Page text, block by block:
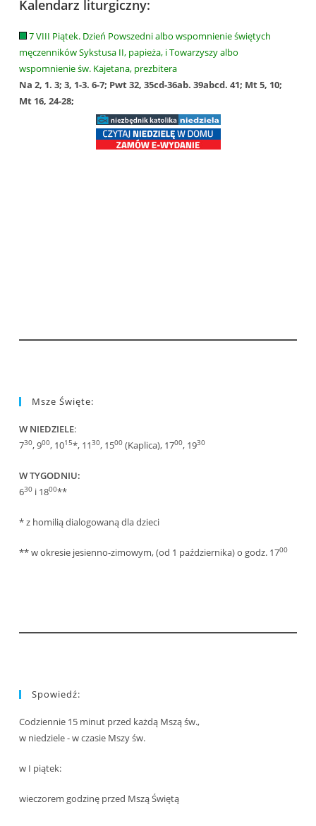
Kalendarz liturgiczny:
7 VIII Piątek. Dzień Powszedni albo wspomnienie świętych
męczenników Sykstusa II, papieża, i Towarzyszy albo
wspomnienie św. Kajetana, prezbitera
Na 2, 1. 3; 3, 1-3. 6-7; Pwt 32, 35cd-36ab. 39abcd. 41; Mt 5, 10;
Mt 16, 24-28;
Msze Święte:
W NIEDZIELE:
730, 900, 1015*, 1130, 1500 (Kaplica), 1700, 1930
W TYGODNIU:
630 i 1800**
* z homilią dialogowaną dla dzieci
** w okresie jesienno-zimowym, (od 1 października) o godz. 1700
Spowiedź:
Codziennie 15 minut przed każdą Mszą św.,
w niedziele - w czasie Mszy św.
w I piątek:
wieczorem godzinę przed Mszą Świętą